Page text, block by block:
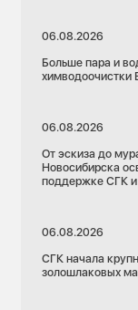
06.08.2026
Больше пара и
химводоочистки
06.08.2026
От эскиза до
Новосибирска
поддержке СГК
06.08.2026
СГК начала
золошлаковых